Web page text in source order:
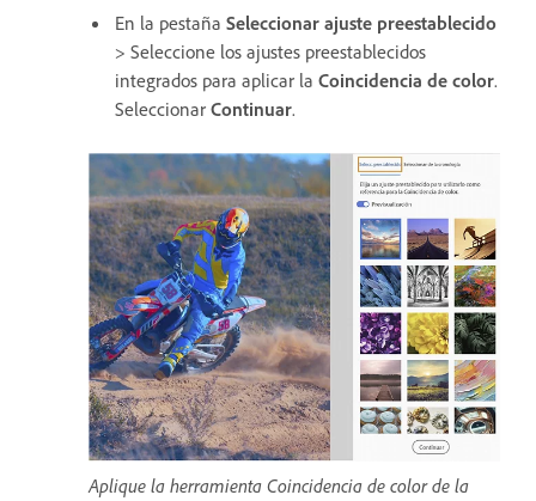
En la pestaña Seleccionar ajuste preestablecido
> Seleccione los ajustes preestablecidos
integrados para aplicar la Coincidencia de color.
Seleccionar Continuar.
Aplique la herramienta Coincidencia de color de la